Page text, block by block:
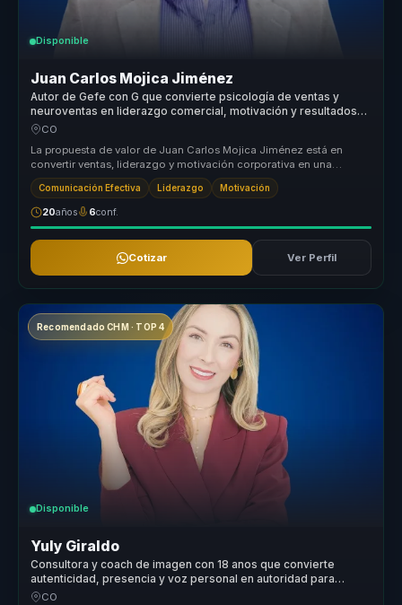
Disponible
Juan Carlos Mojica Jiménez
Autor de Gefe con G que convierte psicología de ventas y
neuroventas en liderazgo comercial, motivación y resultados
para equipos.
CO
La propuesta de valor de Juan Carlos Mojica Jiménez está en
convertir ventas, liderazgo y motivación corporativa en una
experiencia de ap...
Comunicación Efectiva Liderazgo Motivación
20años 6conf.
Cotizar Ver Perfil
Recomendado CHM · TOP 4
Disponible
Yuly Giraldo
Consultora y coach de imagen con 18 anos que convierte
autenticidad, presencia y voz personal en autoridad para
lideres.
CO